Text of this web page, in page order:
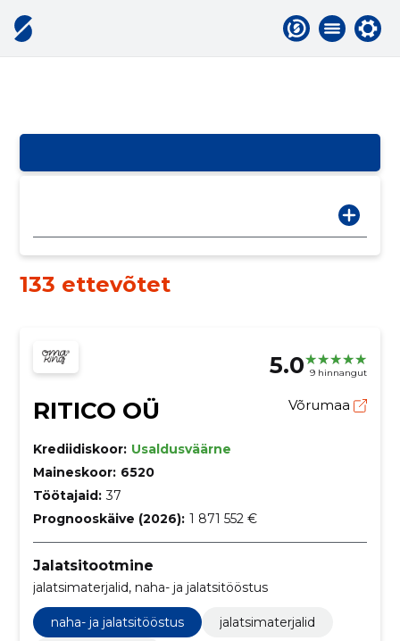
133 ettevõtet
5.0 9 hinnangut
RITICO OÜ Võrumaa
Krediidiskoor: Usaldusväärne
Maineskoor: 6520
Töötajaid: 37
Prognooskäive (2026): 1 871 552 €
Jalatsitootmine
jalatsimaterjalid, naha- ja jalatsitööstus
naha- ja jalatsitööstus
jalatsimaterjalid